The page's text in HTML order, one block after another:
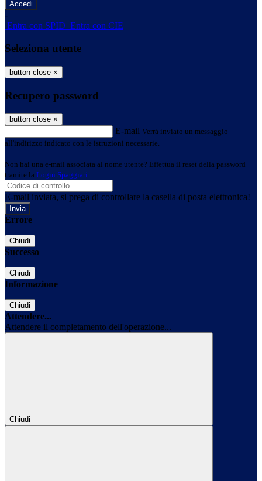
-
Entra con SPID Entra con CIE
Seleziona utente
button close ×
Recupero password
button close ×
E-mail Verrà inviato un messaggio
all'indirizzo indicato con le istruzioni necessarie.
Non hai una e-mail associata al nome utente? Effettua il reset della password
tramite la Login Spaggiari
E-mail inviata, si prega di controllare la casella di posta elettronica!
Errore
Chiudi
Successo
Chiudi
Informazione
Chiudi
Attendere...
Attendere il completamento dell'operazione...
Chiudi